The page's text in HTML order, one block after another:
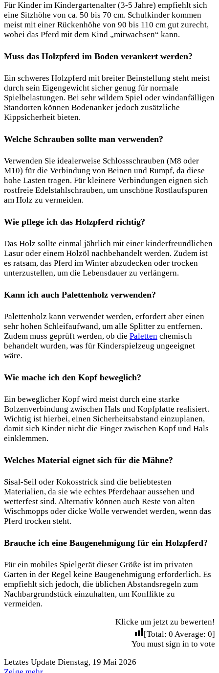
Für Kinder im Kindergartenalter (3-5 Jahre) empfiehlt sich
eine Sitzhöhe von ca. 50 bis 70 cm. Schulkinder kommen
meist mit einer Rückenhöhe von 90 bis 110 cm gut zurecht,
wobei das Pferd mit dem Kind „mitwachsen“ kann.
Muss das Holzpferd im Boden verankert werden?
Ein schweres Holzpferd mit breiter Beinstellung steht meist
durch sein Eigengewicht sicher genug für normale
Spielbelastungen. Bei sehr wildem Spiel oder windanfälligen
Standorten können Bodenanker jedoch zusätzliche
Kippsicherheit bieten.
Welche Schrauben sollte man verwenden?
Verwenden Sie idealerweise Schlossschrauben (M8 oder
M10) für die Verbindung von Beinen und Rumpf, da diese
hohe Lasten tragen. Für kleinere Verbindungen eignen sich
rostfreie Edelstahlschrauben, um unschöne Rostlaufspuren
am Holz zu vermeiden.
Wie pflege ich das Holzpferd richtig?
Das Holz sollte einmal jährlich mit einer kinderfreundlichen
Lasur oder einem Holzöl nachbehandelt werden. Zudem ist
es ratsam, das Pferd im Winter abzudecken oder trocken
unterzustellen, um die Lebensdauer zu verlängern.
Kann ich auch Palettenholz verwenden?
Palettenholz kann verwendet werden, erfordert aber einen
sehr hohen Schleifaufwand, um alle Splitter zu entfernen.
Zudem muss geprüft werden, ob die Paletten chemisch
behandelt wurden, was für Kinderspielzeug ungeeignet
wäre.
Wie mache ich den Kopf beweglich?
Ein beweglicher Kopf wird meist durch eine starke
Bolzenverbindung zwischen Hals und Kopfplatte realisiert.
Wichtig ist hierbei, einen Sicherheitsabstand einzuplanen,
damit sich Kinder nicht die Finger zwischen Kopf und Hals
einklemmen.
Welches Material eignet sich für die Mähne?
Sisal-Seil oder Kokosstrick sind die beliebtesten
Materialien, da sie wie echtes Pferdehaar aussehen und
wetterfest sind. Alternativ können auch Reste von alten
Wischmopps oder dicke Wolle verwendet werden, wenn das
Pferd trocken steht.
Brauche ich eine Baugenehmigung für ein Holzpferd?
Für ein mobiles Spielgerät dieser Größe ist im privaten
Garten in der Regel keine Baugenehmigung erforderlich. Es
empfiehlt sich jedoch, die üblichen Abstandsregeln zum
Nachbargrundstück einzuhalten, um Konflikte zu
vermeiden.
Klicke um jetzt zu bewerten!
[Total: 0 Average: 0]
You must sign in to vote
Letztes Update Dienstag, 19 Mai 2026